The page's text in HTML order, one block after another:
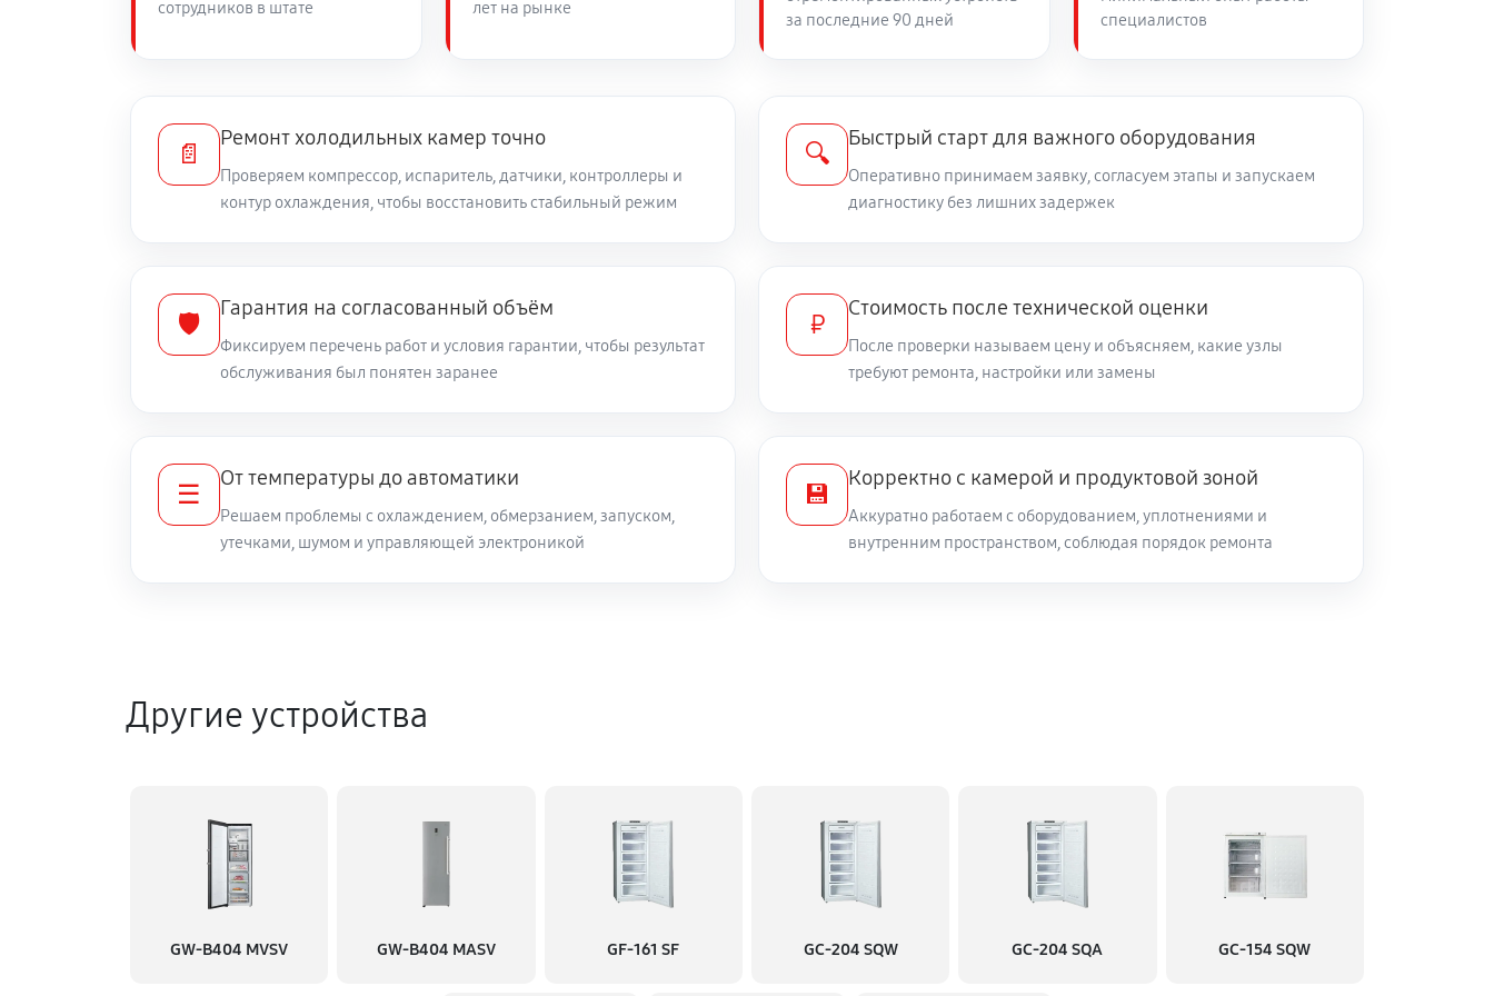
сотрудников в штате лет на рынке
за последние 90 дней
специалистов
📄
Ремонт холодильных камер точно
Проверяем компрессор, испаритель, датчики, контроллеры и
контур охлаждения, чтобы восстановить стабильный режим
🔍
Быстрый старт для важного оборудования
Оперативно принимаем заявку, согласуем этапы и запускаем
диагностику без лишних задержек
🛡️
Гарантия на согласованный объём
Фиксируем перечень работ и условия гарантии, чтобы результат
обслуживания был понятен заранее
₽
Стоимость после технической оценки
После проверки называем цену и объясняем, какие узлы
требуют ремонта, настройки или замены
☰
От температуры до автоматики
Решаем проблемы с охлаждением, обмерзанием, запуском,
утечками, шумом и управляющей электроникой
💾
Корректно с камерой и продуктовой зоной
Аккуратно работаем с оборудованием, уплотнениями и
внутренним пространством, соблюдая порядок ремонта
Другие устройства
GW-B404 MVSV GW-B404 MASV GF-161 SF GC-204 SQW GC-204 SQA GC-154 SQW